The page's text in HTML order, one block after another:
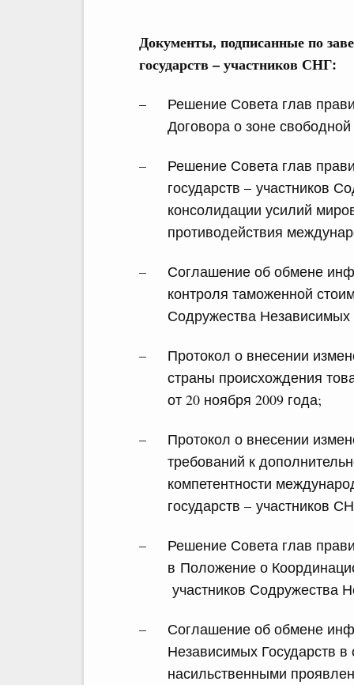
Документы, подписанные по
государств – участников СНГ:
Решение Совета глав
Договора о зоне свободной
Решение Совета глав
государств – участников
консолидации усилий
противодействия
Соглашение об обмене
контроля таможенной
Содружества Независимых
Протокол о внесении
страны происхождения
от 20 ноября 2009 года;
Протокол о внесении
требований к
компетентности
государств – участников
Решение Совета глав
в Положение о
участников Содружества
Соглашение об обмене
Независимых Государств
насильственными